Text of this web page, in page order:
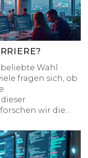
will, findet hier
Wahl
fragen sich, ob
wir die
Markttrends.
Fakten
Entscheidung